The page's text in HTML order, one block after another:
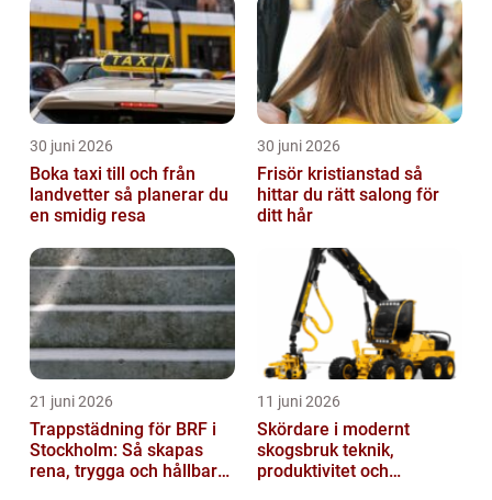
30 juni 2026
Boka taxi till och från
landvetter så planerar du
en smidig resa
30 juni 2026
Frisör kristianstad så
hittar du rätt salong för
ditt hår
21 juni 2026
Trappstädning för BRF i
Stockholm: Så skapas
rena, trygga och hållbara
11 juni 2026
Skördare i modernt
skogsbruk teknik,
produktivitet och